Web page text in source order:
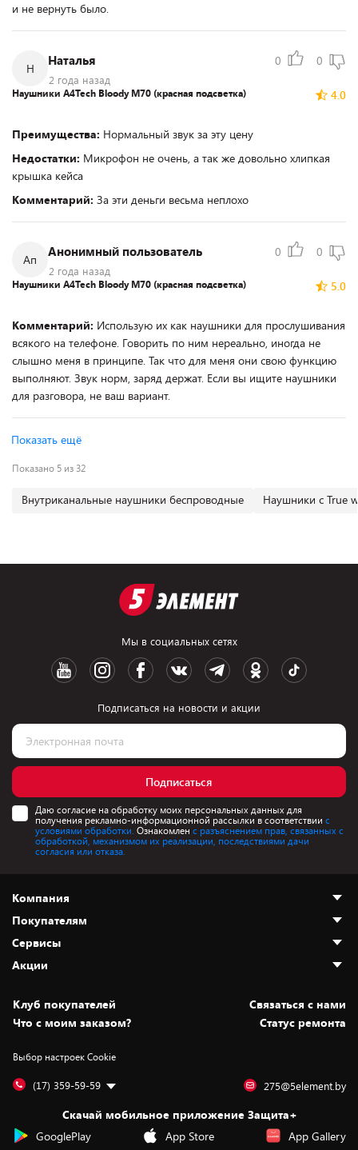
и не вернуть было.
Н
Наталья
2 года назад
0 0
4.0
Наушники A4Tech Bloody M70 (красная подсветка)
Преимущества: Нормальный звук за эту цену
Недостатки: Микрофон не очень, а так же довольно хлипкая
крышка кейса
Комментарий: За эти деньги весьма неплохо
Ап
Анонимный пользователь
2 года назад
0 0
5.0
Наушники A4Tech Bloody M70 (красная подсветка)
Комментарий: Использую их как наушники для прослушивания
всякого на телефоне. Говорить по ним нереально, иногда не
слышно меня в принципе. Так что для меня они свою функцию
выполняют. Звук норм, заряд держат. Если вы ищите наушники
для разговора, не ваш вариант.
Показать ещё
Показано 5 из 32
Внутриканальные наушники беспроводные Наушники с True
Мы в социальных сетях
Подписаться на новости и акции
Подписаться
Даю согласие на обработку моих персональных данных для
получения рекламно-информационной рассылки в соответствии с
условиями обработки. Ознакомлен с разъяснением прав, связанных с
обработкой, механизмом их реализации, последствиями дачи
согласия или отказа.
Компания
О нас
Адреса магазинов
Новости
Статьи и обзоры
Вакансии
Дай пять добру!
Покупателям
Как сделать заказ
Оплата и доставка
Безналичный расчёт
Обмен и возврат товара
Обработка персональных данных
Подарочные карты
Сервисы
Установка техники
Для игровых консолей
Для мобильных устройств
Для компьютеров
Сервисные центры
Акции
Скидки и промокоды
Белорусские товары
Бонусы
Оплата частями
Новинки
Клуб покупателей
Cвязаться с нами
Что с моим заказом?
Статус ремонта
Выбор настроек Cookie
(17) 359-59-59 275@5element.by
Скачай мобильное приложение Защита+
GooglePlay
App Store App Gallery